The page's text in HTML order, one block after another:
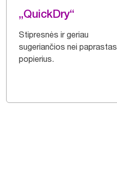
„QuickDry“
Stipresnės ir geriau
sugeriančios nei paprastas
popierius.